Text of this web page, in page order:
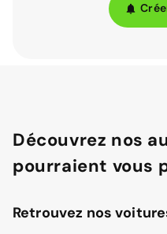
Découvrez nos
pourraient vous
Retrouvez nos